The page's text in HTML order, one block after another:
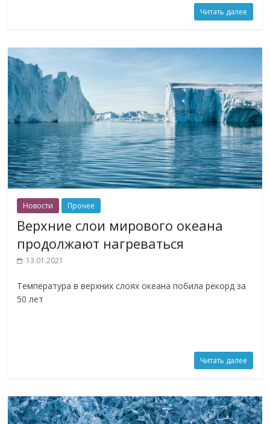
Читать далее
Новости Прочее
Верхние слои мирового океана
продолжают нагреваться
13.01.2021
Температура в верхних слоях океана побила рекорд за
50 лет
Читать далее